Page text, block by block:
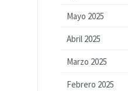
Mayo 2025
Abril 2025
Marzo 2025
Febrero 2025